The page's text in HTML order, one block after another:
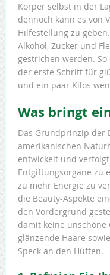
Körper selbst in der
dennoch kann es von
Hilfestellung zu
Alkohol, Zucker und
gestrichen werden.
der erste Schritt für
und ein paar Kilos
Was bringt
Das Grundprinzip der
amerikanischen
entwickelt und
Entgiftungsorgane zu
zu mehr Energie zu
die Beauty-Aspekte
den Vordergrund
damit keine
glänzende Haare
Speck an den Hüften.